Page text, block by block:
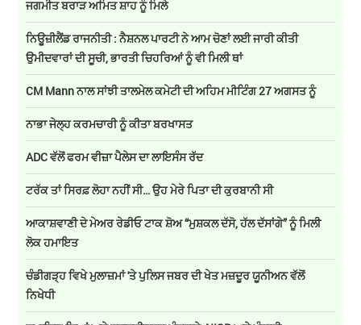
ਜਗਮੀਤ ਬਰਾੜ ਅਮਿਤ ਸ਼ਾਹ ਨੂੰ ਮਿਲੇ
ਨਿਊਜ਼ੀਲੈਂਡ ਰਾਜਨੀਤੀ : ਨੈਸ਼ਨਲ ਪਾਰਟੀ ਨੇ ਆਮ ਚੋਣਾਂ ਲਈ ਜਾਰੀ ਕੀਤੀ
ਉਮੀਦਵਾਰਾਂ ਦੀ ਸੂਚੀ, ਭਾਰਤੀ ਚਿਹਰਿਆਂ ਨੂੰ ਵੀ ਮਿਲੀ ਥਾਂ
CM Mann ਨਾਲ ਸਾਂਝੀ ਤਾਲਮੇਲ ਕਮੇਟੀ ਦੀ ਅਹਿਮ ਮੀਟਿੰਗ 27 ਅਗਸਤ ਨੂੰ
ਨਾਭਾ ਜੇਲ੍ਹ ਕਰਮਚਾਰੀ ਨੂੰ ਕੀਤਾ ਬਰਖਾਸਤ
ADC ਵੱਲੋਂ ਫਰਮ ਵੀਜ਼ਾ ਪੈਲੇਸ ਦਾ ਲਾਇਸੰਸ ਰੱਦ
ਟਰੱਕ ਤਾਂ ਸਿਰਫ਼ ਲੋਹਾ ਨਹੀਂ ਸੀ… ਉਹ ਮੇਰੇ ਪਿਤਾ ਦੀ ਕੁਰਬਾਨੀ ਸੀ
ਆਕਾਸ਼ਵਾਣੀ ਦੇ ਮੇਅਰ ਰੇਡੀਓ ਟਾਕ ਸ਼ੋਅ “ਮੁਸ਼ਕਲ ਦੱਸੋ, ਹੱਲ ਦੱਸਾਂਗੇ” ਨੂੰ ਮਿਲੀ
ਲੋਕ ਹਮਾਇਤ
ਚੰਡੀਗੜ੍ਹ ਵਿਖੇ ਮੁਲਾਜ਼ਮਾਂ 'ਤੇ ਪੁਲਿਸ ਜਬਰ ਦੀ ਖੇਤ ਮਜ਼ਦੂਰ ਯੂਨੀਅਨ ਵੱਲੋਂ
ਨਿਖੇਧੀ